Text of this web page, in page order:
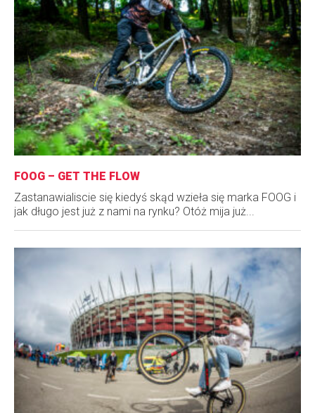
FOOG – GET THE FLOW
Zastanawialiscie się kiedyś skąd wzieła się marka FOOG i
jak długo jest już z nami na rynku? Otóż mija już...